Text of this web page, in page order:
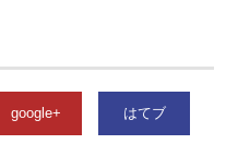
google+ はてブ